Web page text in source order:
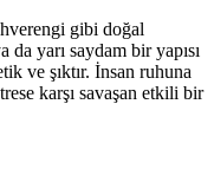
gibi doğal
da yarı saydam bir yapısı
ve şıktır. İnsan ruhuna
karşı savaşan etkili bir